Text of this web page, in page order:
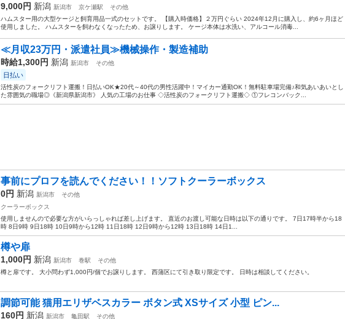
9,000円 新潟 新潟市 京ケ瀬駅
その他
ハムスター用の大型ケージと飼育用品一式のセットです。 【購入時価格】２万円ぐらい 2024年12月に購入し、約6ヶ月ほど
使用しました。 ハムスターを飼わなくなったため、お譲りします。 ケージ本体は水洗い、アルコール消毒...
≪月収23万円・派遣社員≫機械操作・製造補助
時給1,300円 新潟 新潟市 その他
日払い
活性炭のフォークリフト運搬！日払いOK★20代～40代の男性活躍中！マイカー通勤OK！無料駐車場完備♪和気あいあいとし
た雰囲気の職場◎《新潟県新潟市》 人気の工場のお仕事 ◇活性炭のフォークリフト運搬◇ ①フレコンバック...
事前にプロフを読んでください！！ソフトクーラーボックス
0円 新潟 新潟市
その他
クーラーボックス
使用しませんので必要な方がいらっしゃれば差し上げます。 直近のお渡し可能な日時は以下の通りです。 7日17時半から18
時 8日9時 9日18時 10日9時から12時 11日18時 12日9時から12時 13日18時 14日1...
樽や扉
1,000円 新潟 新潟市 巻駅
その他
樽と扉です。 大小問わず1,000円/個でお譲りします。 西蒲区にて引き取り限定です。 日時は相談してください。
調節可能 猫用エリザベスカラー ボタン式 XSサイズ 小型 ピン...
160円 新潟 新潟市 亀田駅 その他